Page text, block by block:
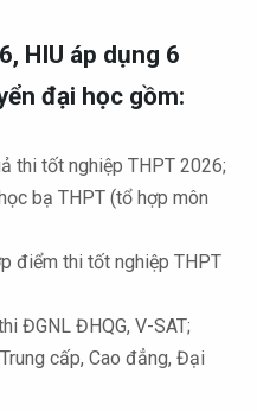
HIU áp dụng 6
đại học gồm:
thi tốt nghiệp THPT 2026;
bạ THPT (tổ hợp môn
điểm thi tốt nghiệp THPT
ĐGNL ĐHQG, V-SAT;
cấp, Cao đẳng, Đại